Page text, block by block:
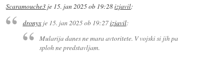
Scaramouche3 je 15. jan 2025 ob 19:28izjavil:
dronyxje 15. jan 2025 ob 19:27izjavil:
Mularija danes ne mara avtoritete. V vojski si jih pa
sploh ne predstavljam.